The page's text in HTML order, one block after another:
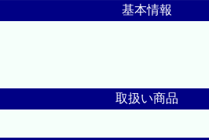
基本情報
取扱い商品